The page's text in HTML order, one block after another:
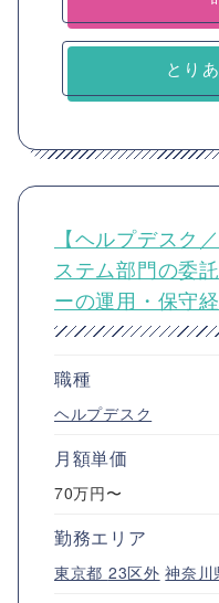
とり
【ヘルプデスク
ステム部門の委
ーの運用・保守
職種
ヘルプデスク
月額単価
70万円〜
勤務エリア
東京都 23区外 神奈川